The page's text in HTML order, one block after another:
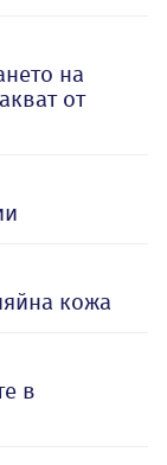
на
от
кожа
в